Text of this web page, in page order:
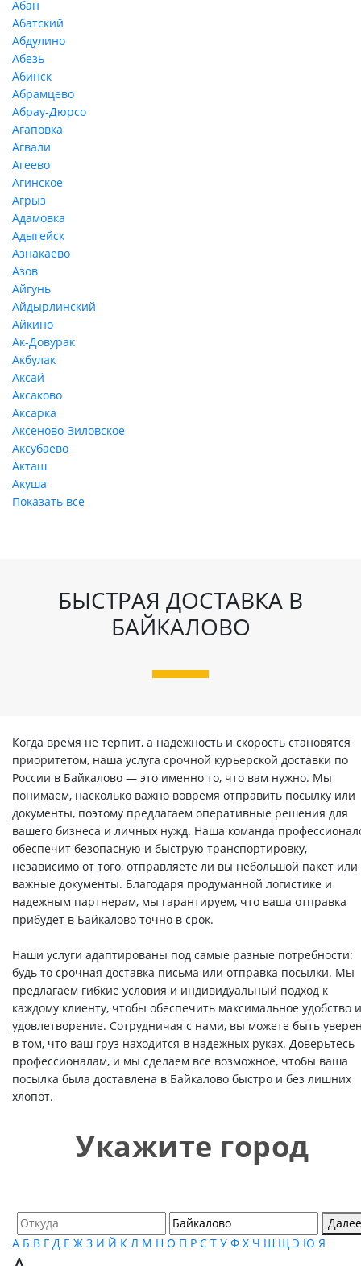
Абан
Абатский
Абдулино
Абезь
Абинск
Абрамцево
Абрау-Дюрсо
Агаповка
Агвали
Агеево
Агинское
Агрыз
Адамовка
Адыгейск
Азнакаево
Азов
Айгунь
Айдырлинский
Айкино
Ак-Довурак
Акбулак
Аксай
Аксаково
Аксарка
Аксеново-Зиловское
Аксубаево
Акташ
Акуша
Показать все
БЫСТРАЯ ДОСТАВКА В
БАЙКАЛОВО
Когда время не терпит, а надежность и скорость становятся
приоритетом, наша услуга срочной курьерской доставки по
России в Байкалово — это именно то, что вам нужно. Мы
понимаем, насколько важно вовремя отправить посылку или
документы, поэтому предлагаем оперативные решения для
вашего бизнеса и личных нужд. Наша команда
обеспечит безопасную и быструю транспортировку,
независимо от того, отправляете ли вы небольшой пакет или
важные документы. Благодаря продуманной логистике и
надежным партнерам, мы гарантируем, что ваша отправка
прибудет в Байкалово точно в срок.
Наши услуги адаптированы под самые разные потребности:
будь то срочная доставка письма или отправка посылки. Мы
предлагаем гибкие условия и индивидуальный подход к
каждому клиенту, чтобы обеспечить максимальное удобство и
удовлетворение. Сотрудничая с нами, вы можете быть
в том, что ваш груз находится в надежных руках. Доверьтесь
профессионалам, и мы сделаем все возможное, чтобы ваша
посылка была доставлена в Байкалово быстро и без лишних
хлопот.
Укажите город
Далее
А Б В Г Д Е Ж З И Й К Л М Н О П Р С Т У Ф Х Ч Ш Щ Э Ю Я